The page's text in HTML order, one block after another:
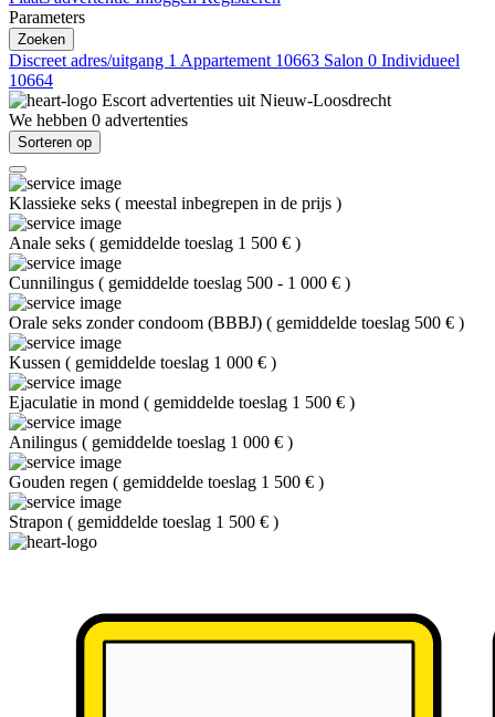
Parameters
Zoeken
Discreet adres/uitgang 1 Appartement 10663 Salon 0 Individueel
10664
Escort advertenties uit Nieuw-Loosdrecht
We hebben 0 advertenties
Sorteren op
Klassieke seks ( meestal inbegrepen in de prijs )
Anale seks ( gemiddelde toeslag 1 500 € )
Cunnilingus ( gemiddelde toeslag 500 - 1 000 € )
Orale seks zonder condoom (BBBJ) ( gemiddelde toeslag 500 € )
Kussen ( gemiddelde toeslag 1 000 € )
Ejaculatie in mond ( gemiddelde toeslag 1 500 € )
Anilingus ( gemiddelde toeslag 1 000 € )
Gouden regen ( gemiddelde toeslag 1 500 € )
Strapon ( gemiddelde toeslag 1 500 € )